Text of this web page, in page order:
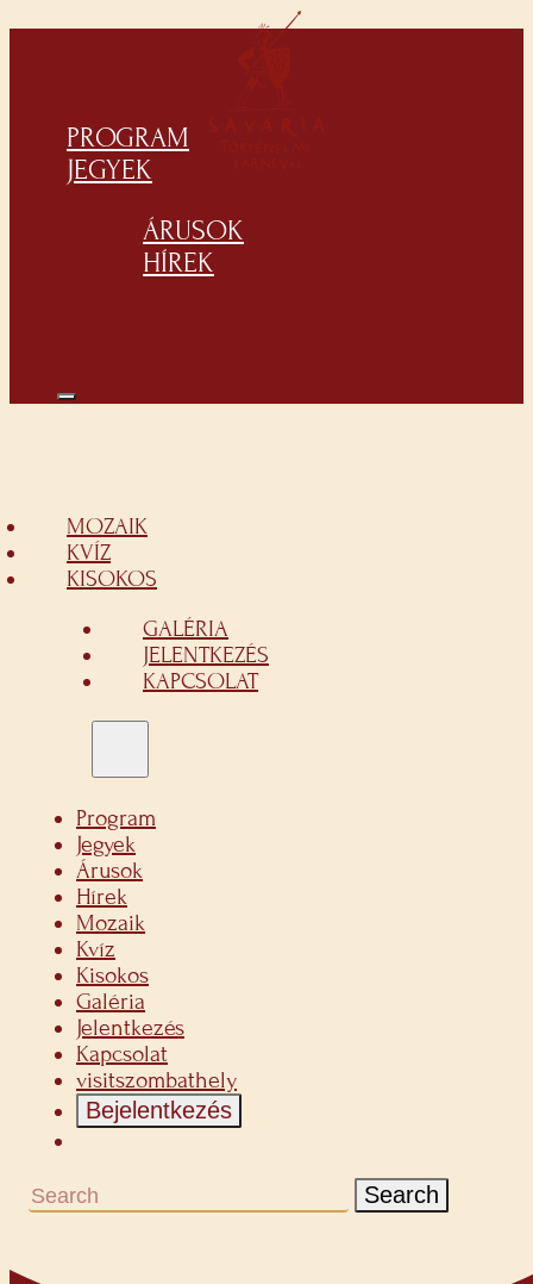
PROGRAM
JEGYEK
ÁRUSOK
HÍREK
MOZAIK
KVÍZ
KISOKOS
GALÉRIA
JELENTKEZÉS
KAPCSOLAT
Program
Jegyek
Árusok
Hírek
Mozaik
Kvíz
Kisokos
Galéria
Jelentkezés
Kapcsolat
visitszombathely
Bejelentkezés
Search